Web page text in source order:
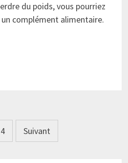
du poids, vous pourriez
un complément alimentaire.
4 Suivant